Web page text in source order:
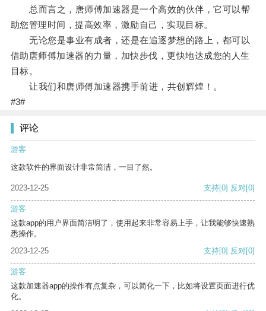
总而言之，唐师傅加速器是一个高效的伙伴，它可以帮
助您管理时间，提高效率，激励自己，实现目标。
无论您是事业有成者，还是在追逐梦想的路上，都可以
借助唐师傅加速器的力量，加快步伐，更快地达成您的人生
目标。
让我们和唐师傅加速器携手前进，共创辉煌！。
#3#
评论
游客
这款软件的界面设计非常简洁，一目了然。
2023-12-25 支持[0] 反对[0]
游客
这款app的用户界面简洁明了，使用起来非常容易上手，让我能够快速熟
悉操作。
2023-12-25
支持[0] 反对[0]
游客
这款加速器app的操作有点复杂，可以简化一下，比如将设置页面进行优
化。